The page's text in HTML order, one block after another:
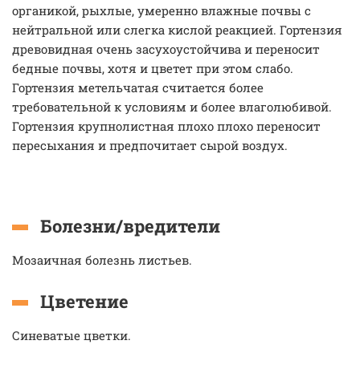
органикой, рыхлые, умеренно влажные почвы с
нейтральной или слегка кислой реакцией. Гортензия
древовидная очень засухоустойчива и переносит
бедные почвы, хотя и цветет при этом слабо.
Гортензия метельчатая считается более
требовательной к условиям и более влаголюбивой.
Гортензия крупнолистная плохо плохо переносит
пересыхания и предпочитает сырой воздух.
Болезни/вредители
Мозаичная болезнь листьев.
Цветение
Синеватые цветки.